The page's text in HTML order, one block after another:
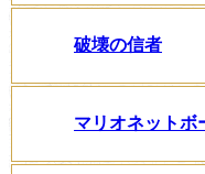
破壊の信者
マリオネットボ